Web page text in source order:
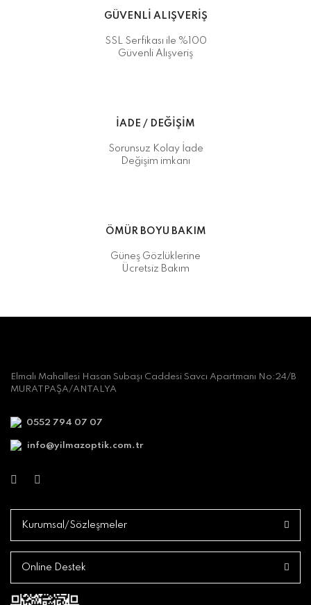
GÜVENLİ ALIŞVERİŞ
SSL Serfikası ile %100
Güvenli Alışveriş
İADE / DEĞİŞİM
Sorunsuz Kolay İade
Değişim imkanı
ÖMÜR BOYU BAKIM
Güneş Gözlüklerine
Ücretsiz Bakım
Elmalı Mahallesi Hasan Subaşı Caddesi Savcı Apartmanı No:24/B
MURATPAŞA/ANTALYA
0552 794 07 07
info@yilmazoptik.com.tr
Kurumsal/Sözleşmeler
Online Destek